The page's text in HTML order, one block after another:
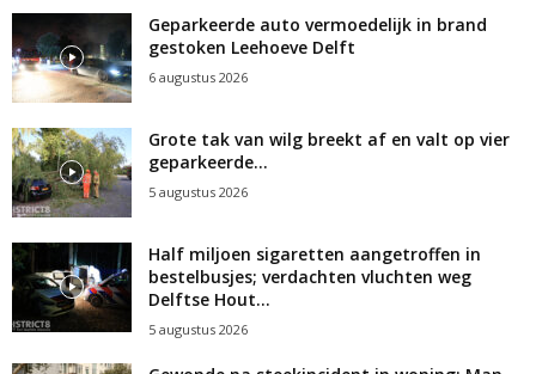
Geparkeerde auto vermoedelijk in brand
gestoken Leehoeve Delft
6 augustus 2026
Grote tak van wilg breekt af en valt op vier
geparkeerde...
5 augustus 2026
Half miljoen sigaretten aangetroffen in
bestelbusjes; verdachten vluchten weg
Delftse Hout...
5 augustus 2026